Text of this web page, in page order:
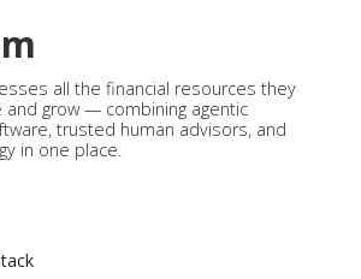
all the financial resources they
and grow — combining agentic
trusted human advisors, and
in one place.